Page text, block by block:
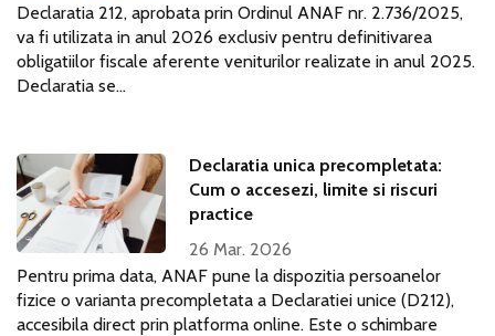
Declaratia 212, aprobata prin Ordinul ANAF nr. 2.736/2025,
va fi utilizata in anul 2026 exclusiv pentru definitivarea
obligatiilor fiscale aferente veniturilor realizate in anul 2025.
Declaratia se...
Declaratia unica precompletata:
Cum o accesezi, limite si riscuri
practice
26 Mar. 2026
Pentru prima data, ANAF pune la dispozitia persoanelor
fizice o varianta precompletata a Declaratiei unice (D212),
accesibila direct prin platforma online. Este o schimbare